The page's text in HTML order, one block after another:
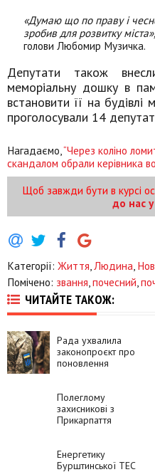
«Думаю що по праву і
зробив для розвитку міста»,
голови Любомир Музичка.
Депутати також
меморіальну дошку в
встановити її на
проголосували 14
Нагадаємо,“Через коліно
скандалом обрали керівника
Щоб завжди бути в курсі
до нас
Категорії: Життя Людина
Помічено: звання почесний
ЧИТАЙТЕ ТАКОЖ:
Рада ухвалила
законопроєкт про
поновлення
Полеглому
захисникові з
Прикарпаття
звання Героя
України
Енергетику
Бурштинської ТЕС